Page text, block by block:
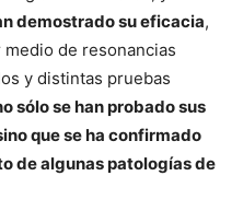
demostrado su eficacia,
de resonancias
y distintas pruebas
sólo se han probado sus
que se ha confirmado
de algunas patologías de